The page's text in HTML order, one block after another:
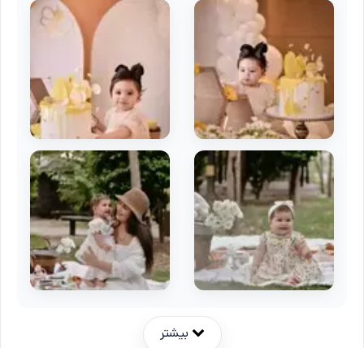
بیشتر